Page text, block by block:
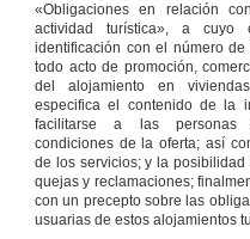
«Obligaciones en relación
actividad turística», a
identificación con el número
todo acto de promoción,
del alojamiento en
especifica el contenido de la
facilitarse a las personas
condiciones de la oferta; así
de los servicios; y la
quejas y reclamaciones;
con un precepto sobre las
usuarias de estos alojamientos